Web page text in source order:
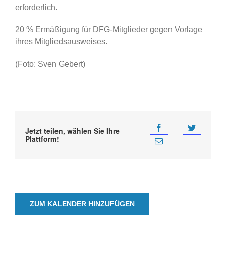
erforderlich.
20 % Ermäßigung für DFG-Mitglieder gegen Vorlage
ihres Mitgliedsausweises.
(Foto: Sven Gebert)
Jetzt teilen, wählen Sie Ihre
Plattform!
ZUM KALENDER HINZUFÜGEN